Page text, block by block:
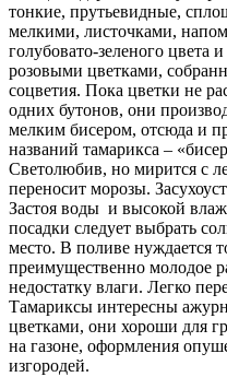
тонкие, прутьевидные,
мелкими, листочками,
голубовато-зеленого
розовыми цветками,
соцветия. Пока цветки не
одних бутонов, они
мелким бисером, отсюда и
названий тамарикса –
Светолюбив, но мирится с
переносит морозы.
Застоя воды и высокой
посадки следует выбрать
место. В поливе нуждается
преимущественно молодое
недостатку влаги. Легко
Тамариксы интересны
цветками, они хороши для
на газоне, оформления
изгородей.